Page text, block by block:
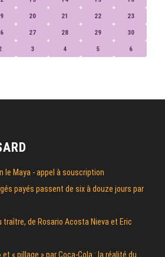
20 21 22 23
27 28 29 30
3 4 5 6
le Maya - appel à souscription
payés passent de six à douze jours par
traître, de Rosario Acosta Nieva et Eric
« pillage » par Coca-Cola : la réalité du